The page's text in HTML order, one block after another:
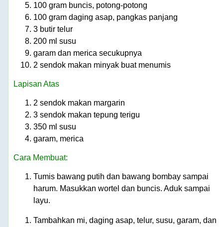
100 gram buncis, potong-potong
100 gram daging asap, pangkas panjang
3 butir telur
200 ml susu
garam dan merica secukupnya
2 sendok makan minyak buat menumis
Lapisan Atas
2 sendok makan margarin
3 sendok makan tepung terigu
350 ml susu
garam, merica
Cara Membuat:
Tumis bawang putih dan bawang bombay sampai
harum. Masukkan wortel dan buncis. Aduk sampai
layu.
Tambahkan mi, daging asap, telur, susu, garam, dan